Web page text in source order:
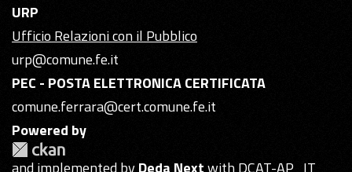
URP
Ufficio Relazioni con il Pubblico
urp@comune.fe.it
PEC - POSTA ELETTRONICA CERTIFICATA
comune.ferrara@cert.comune.fe.it
Powered by
and implemented byDeda Nextwith DCAT-AP_IT